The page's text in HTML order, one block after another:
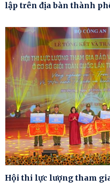
lập trên địa bàn thành
Hội thi lực lượng tham